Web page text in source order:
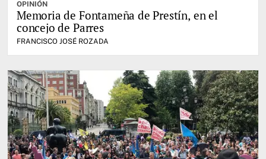
OPINIÓN
Memoria de Fontameña de Prestín, en el
concejo de Parres
FRANCISCO JOSÉ ROZADA